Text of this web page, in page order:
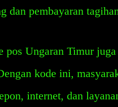
dan pembayaran
Ungaran Timur juga
kode ini,
internet, dan